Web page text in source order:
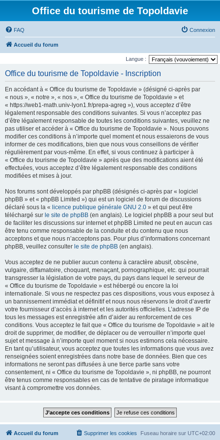
Office du tourisme de Topoldavie
FAQ Connexion
Accueil du forum
Langue :
Office du tourisme de Topoldavie - Inscription
En accédant à « Office du tourisme de Topoldavie » (désigné ci-après par
« nous », « notre », « nos », « Office du tourisme de Topoldavie » et
« https://web1-math.univ-lyon1.fr/prepa-agreg »), vous acceptez d’être
légalement responsable des conditions suivantes. Si vous n’acceptez pas
d’être légalement responsable de toutes les conditions suivantes, veuillez ne
pas utiliser et accéder à « Office du tourisme de Topoldavie ». Nous pouvons
modifier ces conditions à n’importe quel moment et nous essaierons de vous
informer de ces modifications, bien que nous vous conseillons de vérifier
régulièrement par vous-même. En effet, si vous continuez à participer à
« Office du tourisme de Topoldavie » après que des modifications aient été
effectuées, vous acceptez d’être légalement responsable des conditions
modifiées et mises à jour.
Nos forums sont développés par phpBB (désignés ci-après par « logiciel
phpBB » et « phpBB Limited ») qui est un logiciel de forum de discussions
déclaré sous la « licence publique générale GNU 2.0 » et qui peut être
téléchargé sur le site de phpBB (en anglais). Le logiciel phpBB a pour seul but
de faciliter les discussions sur internet et phpBB Limited ne peut en aucun cas
être tenu comme responsable de la conduite et du contenu que nous
acceptons et que nous n’acceptons pas. Pour plus d’informations concernant
phpBB, veuillez consulter le site de phpBB (en anglais).
Vous acceptez de ne publier aucun contenu à caractère abusif, obscène,
vulgaire, diffamatoire, choquant, menaçant, pornographique, etc. qui pourrait
transgresser la législation de votre pays, du pays dans lequel le serveur de
« Office du tourisme de Topoldavie » est hébergé ou encore la loi
internationale. Si vous ne respectez pas ces dispositions, vous vous exposez à
un bannissement immédiat et définitif et nous nous réservons le droit d’avertir
votre fournisseur d’accès à internet et les autorités officielles. L’adresse IP de
tous les messages est enregistrée afin d’aider au renforcement de ces
conditions. Vous acceptez le fait que « Office du tourisme de Topoldavie » ait le
droit de supprimer, de modifier, de déplacer ou de verrouiller n’importe quel
sujet et message à n’importe quel moment si nous estimons cela nécessaire.
En tant qu’utilisateur, vous acceptez que toutes les informations que vous avez
renseignées soient enregistrées dans notre base de données. Bien que ces
informations ne seront pas diffusées à une tierce partie sans votre
consentement, ni « Office du tourisme de Topoldavie », ni phpBB, ne pourront
être tenus comme responsables en cas de tentative de piratage informatique
visant à compromettre vos données.
Accueil du forum Fuseau horaire sur UTC+02:00
Supprimer les cookies